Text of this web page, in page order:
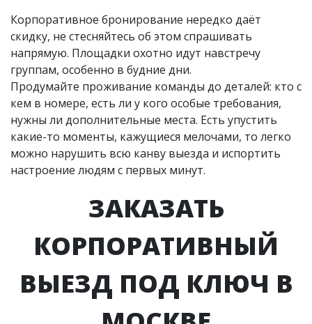
Корпоративное бронирование нередко даёт
скидку, не стесняйтесь об этом спрашивать
напрямую. Площадки охотно идут навстречу
группам, особенно в будние дни.
Продумайте проживание команды до деталей: кто с
кем в номере, есть ли у кого особые требования,
нужны ли дополнительные места. Есть упустить
какие-то моменты, кажущиеся мелочами, то легко
можно нарушить всю канву выезда и испортить
настроение людям с первых минут.
ЗАКАЗАТЬ
КОРПОРАТИВНЫЙ
ВЫЕЗД ПОД КЛЮЧ В